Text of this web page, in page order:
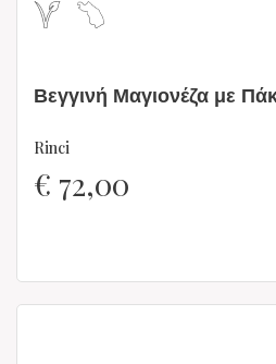
Βεγγινή Μαγιονέζα με
Rinci
€ 72,00